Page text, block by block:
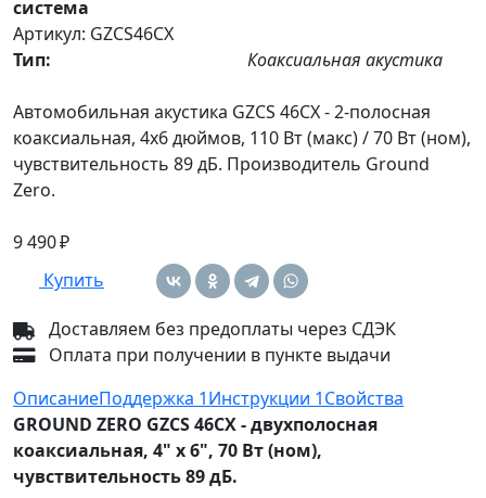
система
Артикул: GZCS46CX
Тип:
Коаксиальная акустика
Автомобильная акустика GZCS 46CX - 2-полосная
коаксиальная, 4х6 дюймов, 110 Вт (макс) / 70 Вт (ном),
чувствительность 89 дБ. Производитель Ground
Zero.
9 490 ₽
Купить
Доставляем без предоплаты через СДЭК
Оплата при получении в пункте выдачи
ОписаниеПоддержка 1Инструкции 1Свойства
GROUND ZERO GZCS 46CX - двухполосная
коаксиальная, 4" х 6", 70 Вт (ном),
чувствительность 89 дБ.